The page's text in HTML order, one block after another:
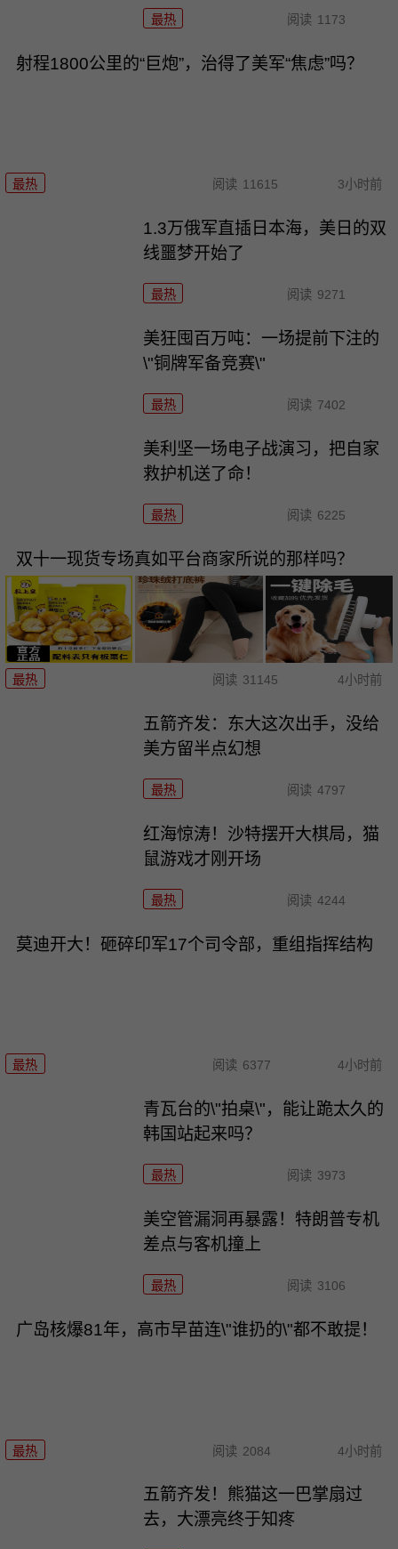
最热 阅读 1173
射程1800公里的“巨炮”，治得了美军“焦虑”吗？
最热 阅读 11615 3小时前
1.3万俄军直插日本海，美日的双
线噩梦开始了
最热 阅读 9271
美狂囤百万吨：一场提前下注的
\"铜牌军备竞赛\"
最热 阅读 7402
美利坚一场电子战演习，把自家
救护机送了命！
最热 阅读 6225
双十一现货专场真如平台商家所说的那样吗？
最热 阅读 31145 4小时前
五箭齐发：东大这次出手，没给
美方留半点幻想
最热 阅读 4797
红海惊涛！沙特摆开大棋局，猫
鼠游戏才刚开场
最热 阅读 4244
莫迪开大！砸碎印军17个司令部，重组指挥结构
最热 阅读 6377 4小时前
青瓦台的\"拍桌\"，能让跪太久的
韩国站起来吗？
最热 阅读 3973
美空管漏洞再暴露！特朗普专机
差点与客机撞上
最热 阅读 3106
广岛核爆81年，高市早苗连\"谁扔的\"都不敢提！
最热 阅读 2084 4小时前
五箭齐发！熊猫这一巴掌扇过
去，大漂亮终于知疼